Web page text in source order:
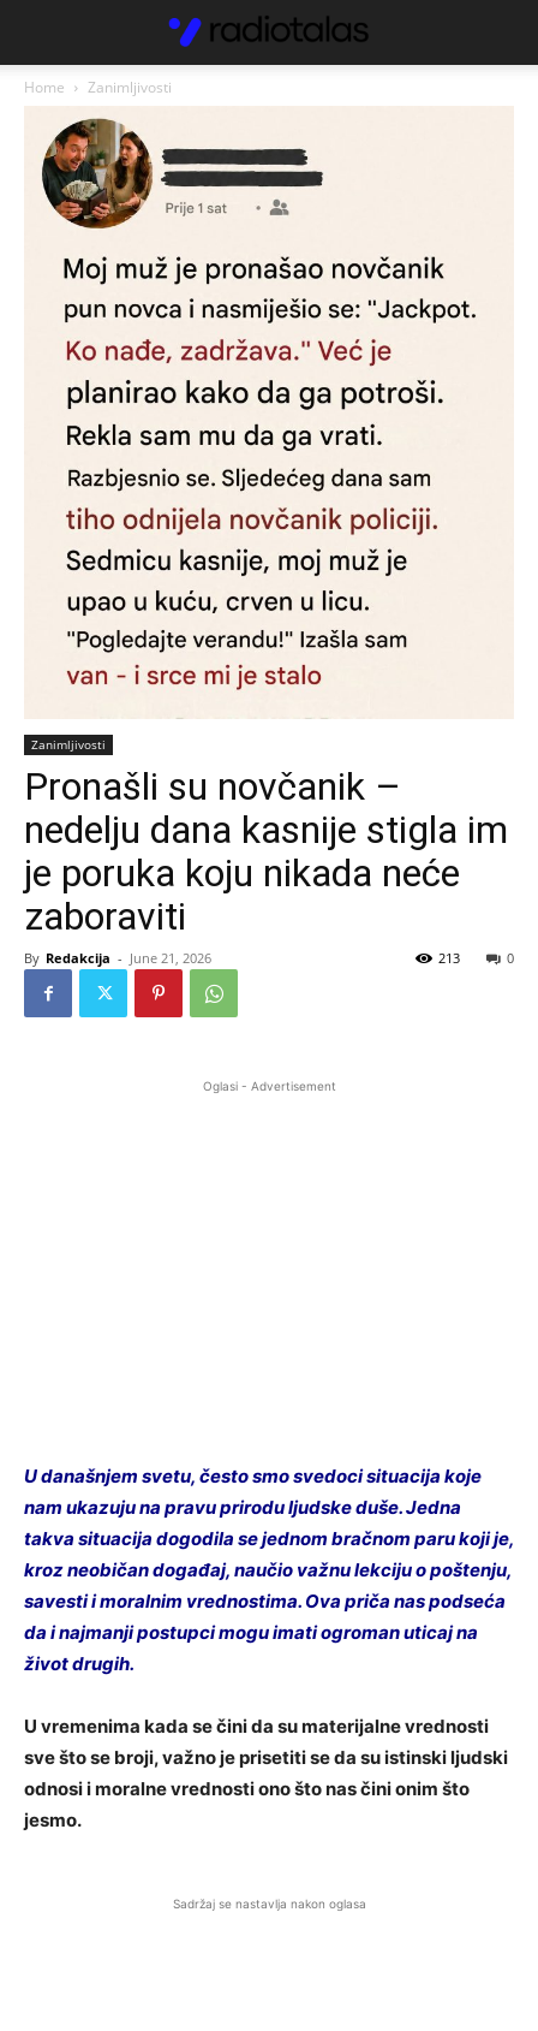
Home Zanimljivosti
Zanimljivosti
Pronašli su novčanik –
nedelju dana kasnije stigla im
je poruka koju nikada neće
zaboraviti
By Redakcija - June 21, 2026 0
213
Oglasi - Advertisement
U današnjem svetu, često smo svedoci situacija koje
nam ukazuju na pravu prirodu ljudske duše. Jedna
takva situacija dogodila se jednom bračnom paru koji je,
kroz neobičan događaj, naučio važnu lekciju o poštenju,
savesti i moralnim vrednostima. Ova priča nas podseća
da i najmanji postupci mogu imati ogroman uticaj na
život drugih.
U vremenima kada se čini da su materijalne vrednosti
sve što se broji, važno je prisetiti se da su istinski ljudski
odnosi i moralne vrednosti ono što nas čini onim što
jesmo.
Sadržaj se nastavlja nakon oglasa